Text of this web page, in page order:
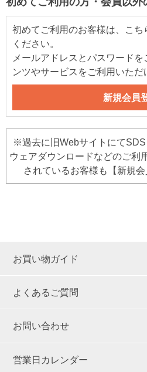
初めてご利用のお客様は、こち
ください。
メールアドレスとパスワード
ンツやサービスをご利用いただ
※過去に旧Webサイトにて
ウェアダウンロードなどのご利
されているお客様も【新規会
お買い物ガイド
よくあるご質問
お問い合わせ
営業日カレンダー